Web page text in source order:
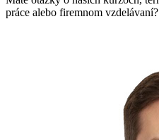
práce alebo firemnom